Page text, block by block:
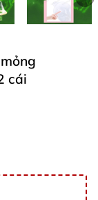
cái